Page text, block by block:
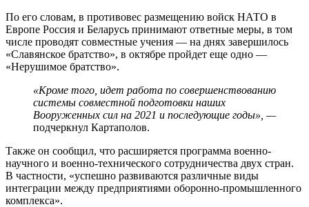
По его словам, в противовес размещению войск НАТО в
Европе Россия и Беларусь принимают ответные меры, в том
числе проводят совместные учения — на днях завершилось
«Славянское братство», в октябре пройдет еще одно —
«Нерушимое братство».
«Кроме того, идет работа по совершенствованию
системы совместной подготовки наших
Вооруженных сил на 2021 и последующие годы», —
подчеркнул Картаполов.
Также он сообщил, что расширяется программа военно-
научного и военно-технического сотрудничества двух стран.
В частности, «успешно развиваются различные виды
интеграции между предприятиями оборонно-промышленного
комплекса».